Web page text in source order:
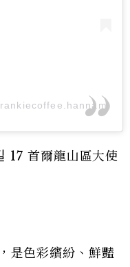
17 首爾龍山區大使
是色彩繽紛、鮮豔